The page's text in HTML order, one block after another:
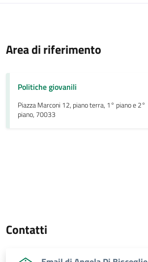
Area di riferimento
Politiche giovanili
Piazza Marconi 12, piano terra, 1° piano e 2°
piano, 70033
Contatti